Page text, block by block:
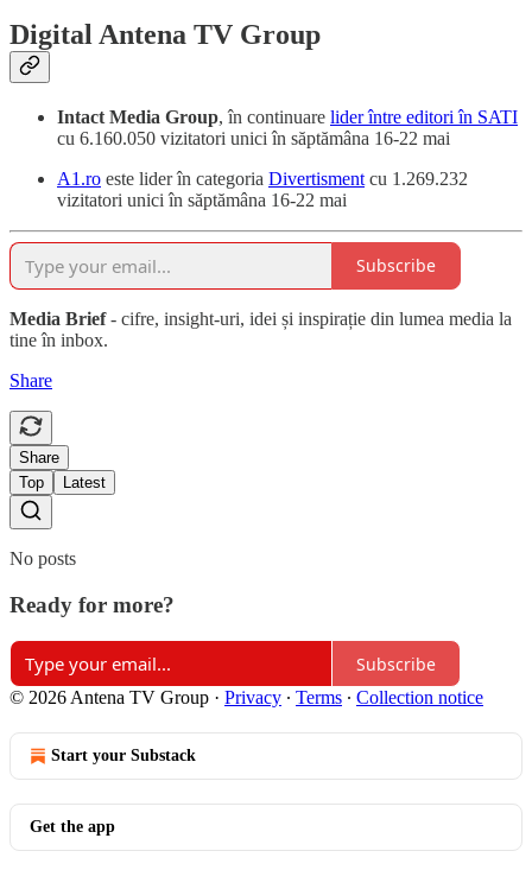
Digital Antena TV Group
Intact Media Group, în continuare lider între editori în SATI
cu 6.160.050 vizitatori unici în săptămâna 16-22 mai
A1.ro este lider în categoria Divertisment cu 1.269.232
vizitatori unici în săptămâna 16-22 mai
Subscribe
Media Brief- cifre, insight-uri, idei și inspirație din lumea media la
tine în inbox.
Share
Share
Top
Latest
No posts
Ready for more?
Subscribe
© 2026 Antena TV Group · Privacy ∙ Terms ∙ Collection notice
Start your Substack
Get the app